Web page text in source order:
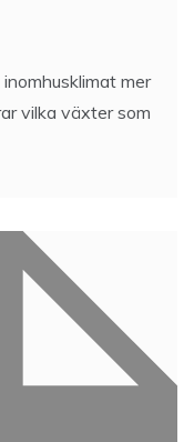
mer
vilka växter som